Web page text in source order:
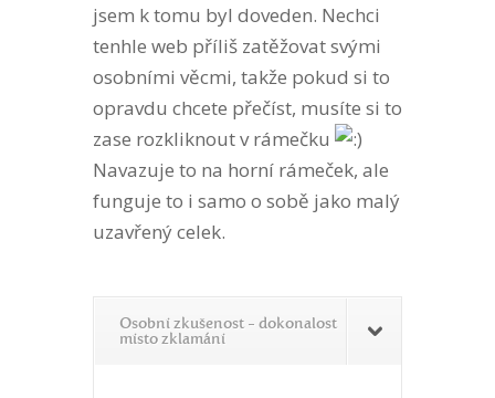
jsem k tomu byl doveden. Nechci
tenhle web příliš zatěžovat svými
osobními věcmi, takže pokud si to
opravdu chcete přečíst, musíte si to
zase rozkliknout v rámečku
Navazuje to na horní rámeček, ale
funguje to i samo o sobě jako malý
uzavřený celek.
Osobní zkušenost - dokonalost
místo zklamání